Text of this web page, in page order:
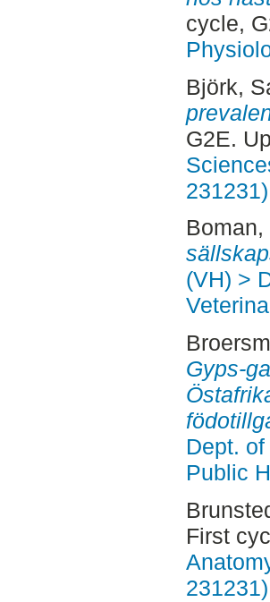
cycle,
Björk,
G2E.
231231)
(VH) >
Gyps-
Dept.
Public
First
231231)